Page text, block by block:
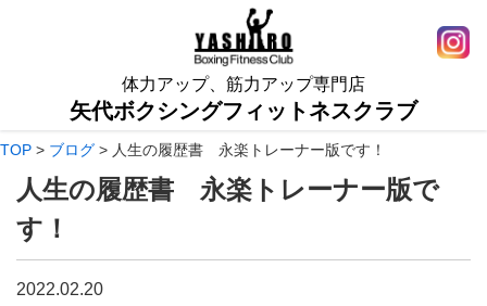
体力アップ、筋力アップ専門店
矢代ボクシングフィットネスクラブ
TOP > ブログ > 人生の履歴書 永楽トレーナー版です！
人生の履歴書 永楽トレーナー版で
す！
2022.02.20